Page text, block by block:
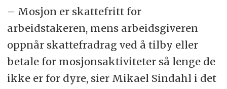
– Mosjon er skattefritt for
arbeidstakeren, mens arbeids­giveren
oppnår skatte­fradrag ved å tilby eller
betale for mosjons­aktiviteter så lenge de
ikke er for dyre, sier Mikael Sindahl i det